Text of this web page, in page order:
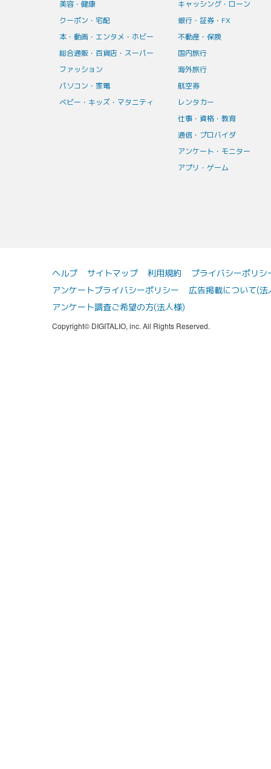
美容・健康
クーポン・宅配
本・動画・エンタメ・ホビー
総合通販・百貨店・スーパー
ファッション
パソコン・家電
ベビー・キッズ・マタニティ
キャッシング・ローン
銀行・証券・FX
不動産・保険
国内旅行
海外旅行
航空券
レンタカー
仕事・資格・教育
通信・プロバイダ
アンケート・モニター
アプリ・ゲーム
ヘルプ サイトマップ 利用規約
プライバシーポリシ
アンケートプライバシーポリシー
広告掲載について(法
アンケート調査ご希望の方(法人様)
Copyright© DIGITALIO, inc. All Rights Reserved.